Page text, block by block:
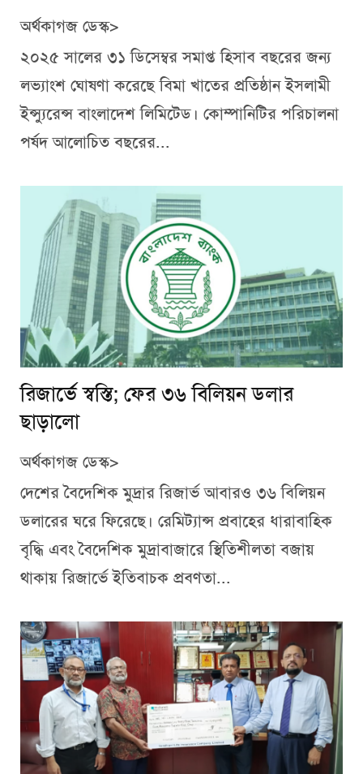
অর্থকাগজ ডেস্ক>
২০২৫ সালের ৩১ ডিসেম্বর সমাপ্ত হিসাব বছরের জন্য
লভ্যাংশ ঘোষণা করেছে বিমা খাতের প্রতিষ্ঠান ইসলামী
ইন্স্যুরেন্স বাংলাদেশ লিমিটেড। কোম্পানিটির পরিচালনা
পর্ষদ আলোচিত বছরের...
রিজার্ভে স্বস্তি; ফের ৩৬ বিলিয়ন ডলার
ছাড়ালো
অর্থকাগজ ডেস্ক>
দেশের বৈদেশিক মুদ্রার রিজার্ভ আবারও ৩৬ বিলিয়ন
ডলারের ঘরে ফিরেছে। রেমিট্যান্স প্রবাহের ধারাবাহিক
বৃদ্ধি এবং বৈদেশিক মুদ্রাবাজারে স্থিতিশীলতা বজায়
থাকায় রিজার্ভে ইতিবাচক প্রবণতা...